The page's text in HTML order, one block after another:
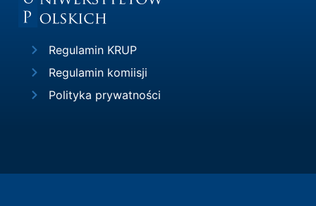
Regulamin KRUP
Regulamin komiisji
Polityka prywatności